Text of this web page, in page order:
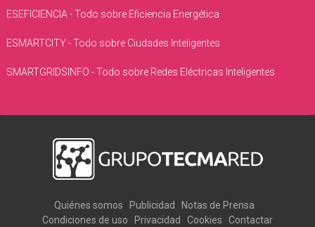
ESEFICIENCIA - Todo sobre Eficiencia Energética
ESMARTCITY - Todo sobre Ciudades Inteligentes
SMARTGRIDSINFO - Todo sobre Redes Eléctricas Inteligentes
Quiénes somos Publicidad
Notas de Prensa
Condiciones de uso
Privacidad Cookies Contactar